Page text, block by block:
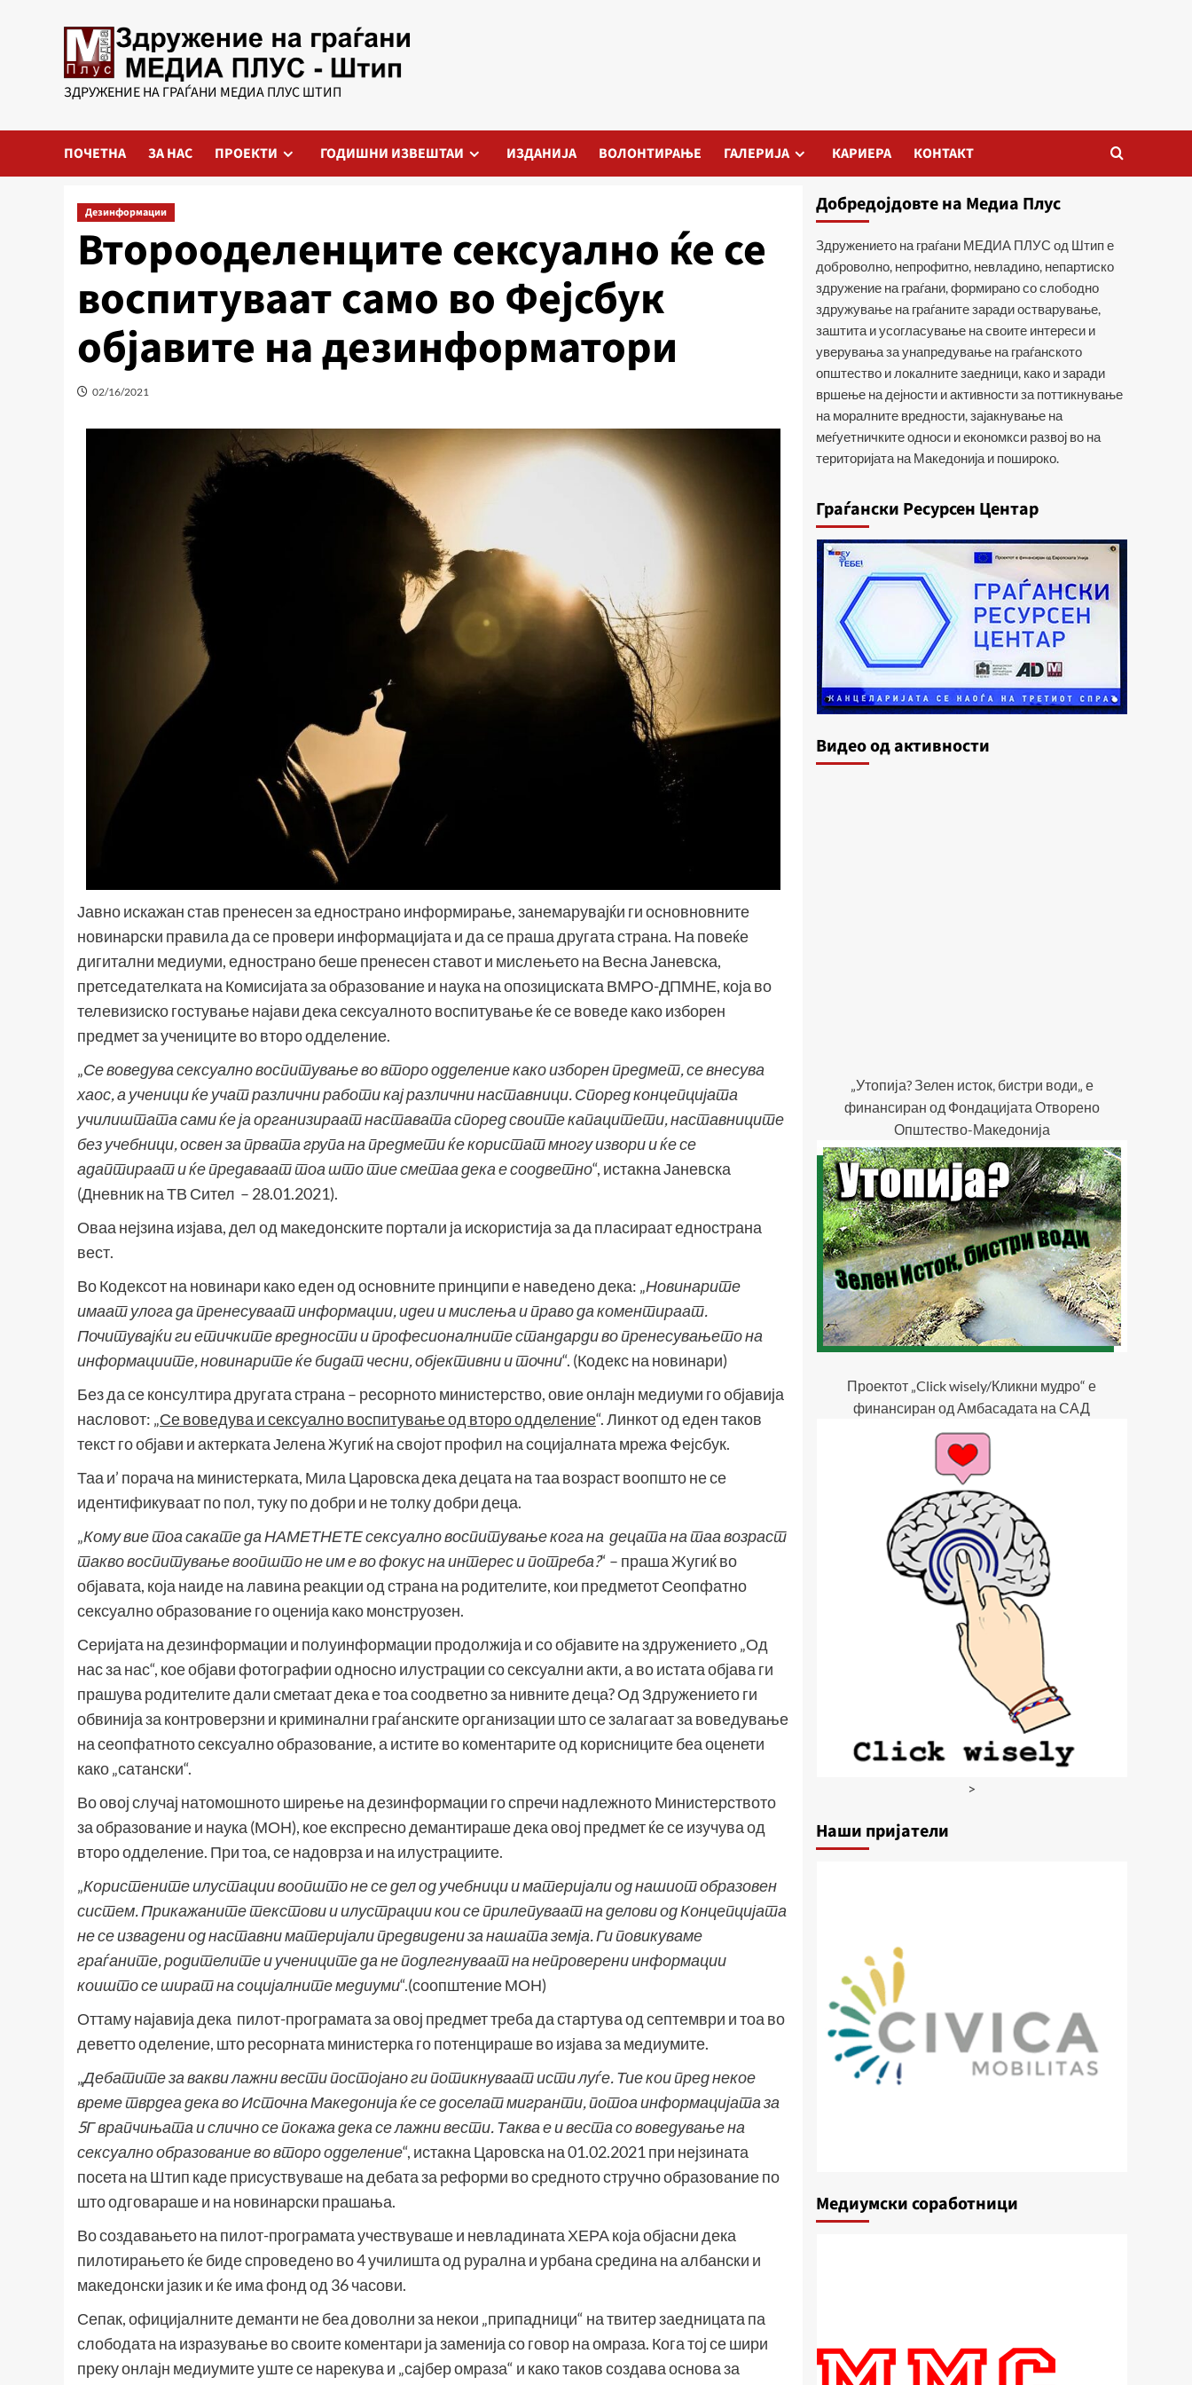
ЗДРУЖЕНИЕ НА ГРАЃАНИ МЕДИА ПЛУС ШТИП
ПОЧЕТНА ЗА НАС ПРОЕКТИ ГОДИШНИ ИЗВЕШТАИ ИЗДАНИЈА ВОЛОНТИРАЊЕ ГАЛЕРИЈА КАРИЕРА КОНТАКТ
Дезинформации
Второоделенците сексуално ќе се
воспитуваат само во Фејсбук
објавите на дезинформатори
02/16/2021
Јавно искажан став пренесен за еднострано информирање, занемарувајќи ги основновните
новинарски правила да се провери информацијата и да се праша другата страна. На повеќе
дигитални медиуми, еднострано беше пренесен ставот и мислењето на Весна Јаневска,
претседателката на Комисијата за образование и наука на опозициската ВМРО-ДПМНЕ, која во
телевизиско гостување најави дека сексуалното воспитување ќе се воведе како изборен
предмет за учениците во второ одделение.
„Се воведува сексуално воспитување во второ одделение како изборен предмет, се внесува
хаос, а ученици ќе учат различни работи кај различни наставници. Според концепцијата
училиштата сами ќе ја организираат наставата според своите капацитети, наставниците
без учебници, освен за првата група на предмети ќе користат многу извори и ќе се
адаптираат и ќе предаваат тоа што тие сметаа дека е соодветно“, истакна Јаневска
(Дневник на ТВ Сител – 28.01.2021).
Оваа нејзина изјава, дел од македонските портали ја искористија за да пласираат еднострана
вест.
Во Кодексот на новинари како еден од основните принципи е наведено дека: „Новинарите
имаат улога да пренесуваат информации, идеи и мислења и право да коментираат.
Почитувајќи ги етичките вредности и професионалните стандарди во пренесувањето на
информациите, новинарите ќе бидат чесни, објективни и точни“. (Кодекс на новинари)
Без да се консултира другата страна – ресорното министерство, овие онлајн медиуми го објавија
насловот: „Се воведува и сексуално воспитување од второ одделение“. Линкот од еден таков
текст го објави и актерката Јелена Жугиќ на својот профил на социјалната мрежа Фејсбук.
Таа и’ порача на министерката, Мила Царовска дека децата на таа возраст воопшто не се
идентификуваат по пол, туку по добри и не толку добри деца.
„Кому вие тоа сакате да НАМЕТНЕТЕ сексуално воспитување кога на децата на таа возраст
такво воспитување воопшто не им е во фокус на интерес и потреба?“ – праша Жугиќ во
објавата, која наиде на лавина реакции од страна на родителите, кои предметот Сеопфатно
сексуално образование го оценија како монструозен.
Серијата на дезинформации и полуинформации продолжија и со објавите на здружението „Од
нас за нас“, кое објави фотографии односно илустрации со сексуални акти, а во истата објава ги
прашува родителите дали сметаат дека е тоа соодветно за нивните деца? Од Здружението ги
обвинија за контроверзни и криминални граѓанските организации што се залагаат за воведување
на сеопфатното сексуално образование, а истите во коментарите од корисниците беа оценети
како „сатански“.
Во овој случај натомошното ширење на дезинформации го спречи надлежното Министерството
за образование и наука (МОН), кое експресно демантираше дека овој предмет ќе се изучува од
второ одделение. При тоа, се надоврза и на илустрациите.
„Користените илустации воопшто не се дел од учебници и материјали од нашиот образовен
систем. Прикажаните текстови и илустрации кои се прилепуваат на делови од Концепцијата
не се извадени од наставни материјали предвидени за нашата земја. Ги повикуваме
граѓаните, родителите и учениците да не подлегнуваат на непроверени информации
коишто се шират на социјалните медиуми“.(соопштение МОН)
Оттаму најавија дека пилот-програмата за овој предмет треба да стартува од септември и тоа во
деветто оделение, што ресорната министерка го потенцираше во изјава за медиумите.
„Дебатите за вакви лажни вести постојано ги потикнуваат исти луѓе. Тие кои пред некое
време тврдеа дека во Источна Македонија ќе се доселат мигранти, потоа информацијата за
5Г врапчињата и слично се покажа дека се лажни вести. Таква е и веста со воведување на
сексуално образование во второ одделение“, истакна Царовска на 01.02.2021 при нејзината
посета на Штип каде присуствуваше на дебата за реформи во средното стручно образование по
што одговараше и на новинарски прашања.
Во создавањето на пилот-програмата учествуваше и невладината ХЕРА која објасни дека
пилотирањето ќе биде спроведено во 4 училишта од рурална и урбана средина на албански и
македонски јазик и ќе има фонд од 36 часови.
Сепак, официјалните деманти не беа доволни за некои „припадници“ на твитер заедницата па
слободата на изразување во своите коментари ја заменија со говор на омраза. Кога тој се шири
преку онлајн медиумите уште се нарекува и „сајбер омраза“ и како таков создава основа за
Добредојдовте на Медиа Плус
Здружението на граѓани МЕДИА ПЛУС од Штип е
доброволно, непрофитно, невладино, непартиско
здружение на граѓани, формирано со слободно
здружување на граѓаните заради остварување,
заштита и усогласување на своите интереси и
уверувања за унапредување на граѓанското
општество и локалните заедници, како и заради
вршење на дејности и активности за поттикнување
на моралните вредности, зајакнување на
меѓуетничките односи и економкси развој во на
територијата на Македонија и пошироко.
Граѓански Ресурсен Центар
Видеo од активности
„Утопија? Зелен исток, бистри води„ е
финансиран од Фондацијата Отворено
Општество-Македонија
Проектот „Click wisely/Кликни мудро“ е
финансиран од Амбасадата на САД
>
Наши пријатели
Медиумски соработници